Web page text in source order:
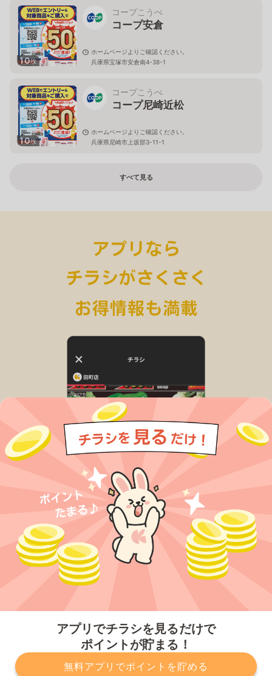
アプリでチラシを見るだけで
ポイントが貯まる！
無料アプリでポイントを貯める
10枚
コープこうべ
コープ安倉
ホームページよりご確認ください。
兵庫県宝塚市安倉南4-38-1
10枚
コープこうべ
コープ尼崎近松
ホームページよりご確認ください。
兵庫県尼崎市上坂部3-11-1
すべて見る